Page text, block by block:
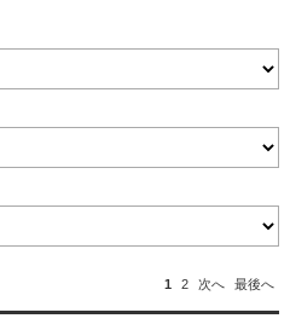
1 2 次へ 最後へ